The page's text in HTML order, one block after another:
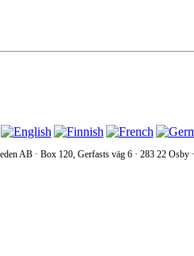
AB · Box 120, Gerfasts väg 6 · 283 22